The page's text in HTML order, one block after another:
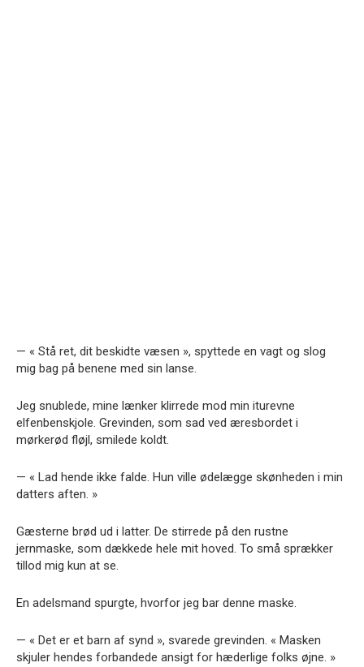
— « Stå ret, dit beskidte væsen », spyttede en vagt og slog
mig bag på benene med sin lanse.
Jeg snublede, mine lænker klirrede mod min iturevne
elfenbenskjole. Grevinden, som sad ved æresbordet i
mørkerød fløjl, smilede koldt.
— « Lad hende ikke falde. Hun ville ødelægge skønheden i min
datters aften. »
Gæsterne brød ud i latter. De stirrede på den rustne
jernmaske, som dækkede hele mit hoved. To små sprækker
tillod mig kun at se.
En adelsmand spurgte, hvorfor jeg bar denne maske.
— « Det er et barn af synd », svarede grevinden. « Masken
skjuler hendes forbandede ansigt for hæderlige folks øjne. »